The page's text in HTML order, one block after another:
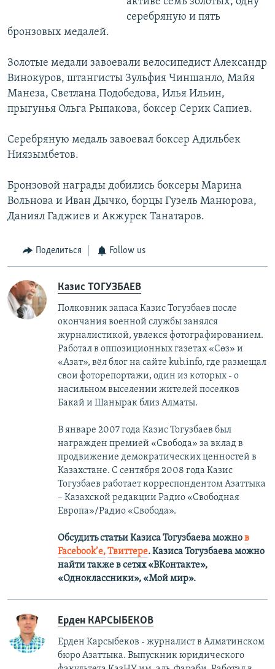
серебряную и пять
бронзовых медалей.
Золотые медали завоевали велосипедист Александр
Винокуров, штангисты Зульфия Чиншанло, Майя
Манеза, Светлана Подобедова, Илья Ильин,
прыгунья Ольга Рыпакова, боксер Серик Сапиев.
Серебряную медаль завоевал боксер Адильбек
Ниязымбетов.
Бронзовой награды добились боксеры Марина
Вольнова и Иван Дычко, борцы Гузель Манюрова,
Даниял Гаджиев и Акжурек Танатаров.
Поделиться Follow us
Казис ТОГУЗБАЕВ
Полковник запаса Казис Тогузбаев после
окончания военной службы занялся
журналистикой, увлекся фотографированием.
Работал в оппозиционных газетах «Сөз» и
«Азат», вёл блог на сайте kub.info, где размещал
свои фоторепортажи, один из которых - о
насильном выселении жителей поселков
Бакай и Шанырак близ Алматы.
В январе 2007 года Казис Тогузбаев был
награжден премией «Свобода» за вклад в
продвижение демократических ценностей в
Казахстане. С сентября 2008 года Казис
Тогузбаев работает корреспондентом Азаттыка
– Казахской редакции Радио «Свободная
Европа»/Радио «Свобода».
Обсудить статьи Казиса Тогузбаева можнов
Facebook’е,Твиттере.Казиса Тогузбаева можно
найти также в сетях«ВКонтакте»,
«Одноклассники», «Мой мир».
Ерден КАРСЫБЕКОВ
Ерден Карсыбеков - журналист в Алматинском
бюро Азаттыка. Выпускник юридического